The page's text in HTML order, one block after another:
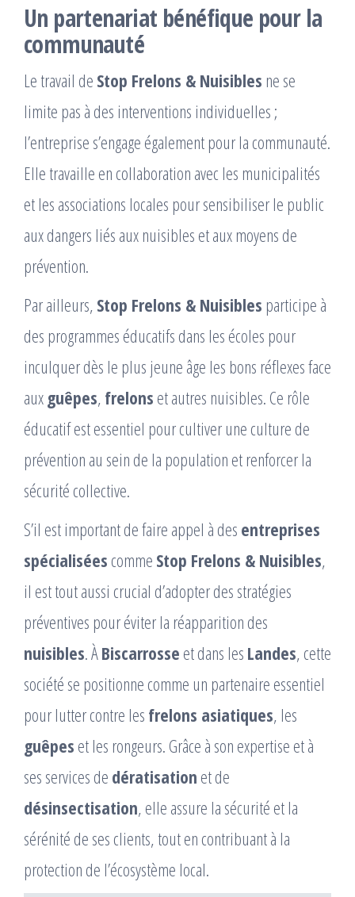
Un partenariat bénéfique pour la
communauté
Le travail de Stop Frelons & Nuisibles ne se
limite pas à des interventions individuelles ;
l’entreprise s’engage également pour la communauté.
Elle travaille en collaboration avec les municipalités
et les associations locales pour sensibiliser le public
aux dangers liés aux nuisibles et aux moyens de
prévention.
Par ailleurs, Stop Frelons & Nuisibles participe à
des programmes éducatifs dans les écoles pour
inculquer dès le plus jeune âge les bons réflexes face
aux guêpes, frelons et autres nuisibles. Ce rôle
éducatif est essentiel pour cultiver une culture de
prévention au sein de la population et renforcer la
sécurité collective.
S’il est important de faire appel à des entreprises
spécialisées comme Stop Frelons & Nuisibles,
il est tout aussi crucial d’adopter des stratégies
préventives pour éviter la réapparition des
nuisibles. ÀBiscarrosse et dans les Landes, cette
société se positionne comme un partenaire essentiel
pour lutter contre les frelons asiatiques, les
guêpes et les rongeurs. Grâce à son expertise et à
ses services de dératisation et de
désinsectisation, elle assure la sécurité et la
sérénité de ses clients, tout en contribuant à la
protection de l’écosystème local.